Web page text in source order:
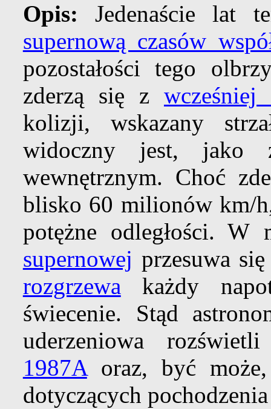
Opis: Jedenaście lat
supernową czasów
pozostałości tego
zderzą się z wcześniej
kolizji, wskazany
widoczny jest, jako
wewnętrznym. Choć
blisko 60 milionów km/
potężne odległości. W
supernowej przesuwa
rozgrzewa każdy
świecenie. Stąd
uderzeniowa
1987Aoraz, być może,
dotyczących